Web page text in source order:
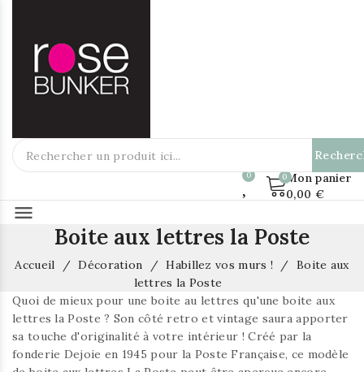
Mon panier
0,00 €
menu
Boite aux lettres la Poste
Accueil Décoration Habillez vos murs !
Boite aux
lettres la Poste
Quoi de mieux pour une boite au lettres qu'uneboite aux
lettres la Poste ? Son côté retro et vintage saura apporter
sa touche d'originalité à votre intérieur ! Créé par la
fonderie Dejoie en 1945 pour la Poste Française, ce modèle